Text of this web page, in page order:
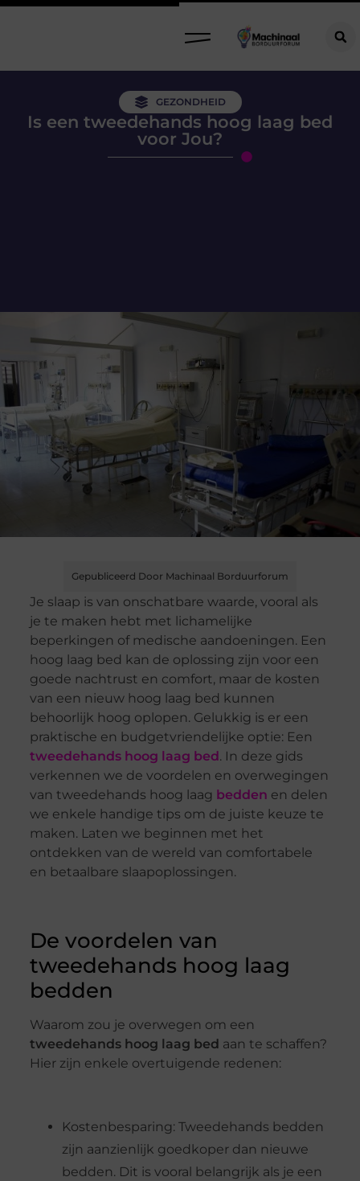
GEZONDHEID
Is een tweedehands hoog laag bed
voor Jou?
Gepubliceerd Door Machinaal Borduurforum
Je slaap is van onschatbare waarde, vooral als
je te maken hebt met lichamelijke
beperkingen of medische aandoeningen. Een
hoog laag bed kan de oplossing zijn voor een
goede nachtrust en comfort, maar de kosten
van een nieuw hoog laag bed kunnen
behoorlijk hoog oplopen. Gelukkig is er een
praktische en budgetvriendelijke optie: Een
tweedehands hoog laag bed. In deze gids
verkennen we de voordelen en overwegingen
van tweedehands hoog laag bedden en delen
we enkele handige tips om de juiste keuze te
maken. Laten we beginnen met het
ontdekken van de wereld van comfortabele
en betaalbare slaapoplossingen.
De voordelen van
tweedehands hoog laag
bedden
Waarom zou je overwegen om een
tweedehands hoog laag bed aan te schaffen?
Hier zijn enkele overtuigende redenen:
Kostenbesparing: Tweedehands bedden
zijn aanzienlijk goedkoper dan nieuwe
bedden. Dit is vooral belangrijk als je een